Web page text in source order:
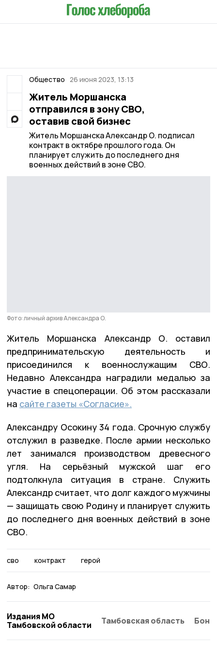
Общество 26 июня 2023, 13:13
Житель Моршанска
отправился в зону СВО,
оставив свой бизнес
Житель Моршанска Александр О. подписал
контракт в октябре прошлого года. Он
планирует служить до последнего дня
военных действий в зоне СВО.
Фото: личный архив Александра О.
Житель Моршанска Александр О. оставил
предпринимательскую деятельность и
присоединился к военнослужащим СВО.
Недавно Александра наградили медалью за
участие в спецоперации. Об этом рассказали
на сайте газеты «Согласие».
Александру Осокину 34 года. Срочную службу
отслужил в разведке. После армии несколько
лет занимался производством древесного
угля. На серьёзный мужской шаг его
подтолкнула ситуация в стране. Служить
Александр считает, что долг каждого мужчины
— защищать свою Родину и планирует служить
до последнего дня военных действий в зоне
СВО.
сво контракт герой
Автор: Ольга Самар
Издания МО
Тамбовской области
Тамбовская область